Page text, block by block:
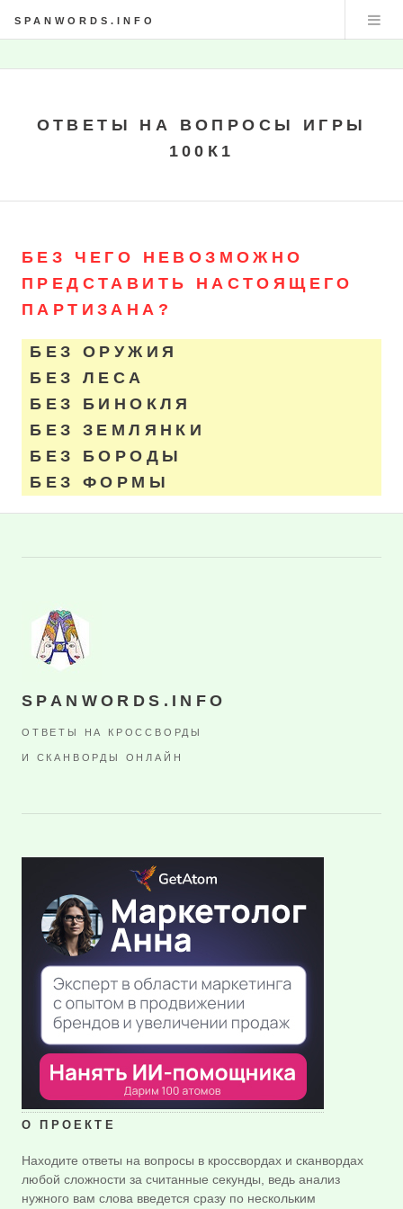
SPANWORDS.INFO
ОТВЕТЫ НА ВОПРОСЫ ИГРЫ
100К1
БЕЗ ЧЕГО НЕВОЗМОЖНО
ПРЕДСТАВИТЬ НАСТОЯЩЕГО
ПАРТИЗАНА?
БЕЗ ОРУЖИЯ
БЕЗ ЛЕСА
БЕЗ БИНОКЛЯ
БЕЗ ЗЕМЛЯНКИ
БЕЗ БОРОДЫ
БЕЗ ФОРМЫ
SPANWORDS.INFO
ОТВЕТЫ НА КРОССВОРДЫ
И СКАНВОРДЫ ОНЛАЙН
О ПРОЕКТЕ
Находите ответы на вопросы в кроссвордах и сканвордах
любой сложности за считанные секунды, ведь анализ
нужного вам слова введется сразу по нескольким